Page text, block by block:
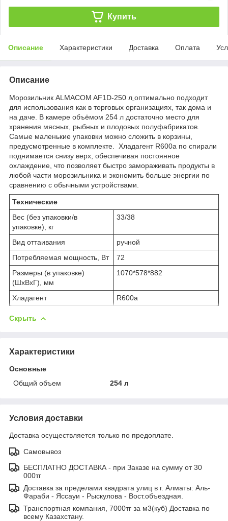
Купить
Описание Характеристики Доставка Оплата
Описание
Морозильник ALMACOM AF1D-250 л оптимально подходит
для использования как в торговых организациях, так дома и
на даче. В камере объёмом 254 л достаточно место для
хранения мясных, рыбных и плодовых полуфабрикатов.
Самые маленькие упаковки можно сложить в корзины,
предусмотренные в комплекте. Хладагент R600a по спирали
поднимается снизу верх, обеспечивая постоянное
охлаждение, что позволяет быстро замораживать продукты в
любой части морозильника и экономить больше энергии по
сравнению с обычными устройствами.
Технические
Вес (без упаковки/в
упаковке), кг
33/38
Вид оттаивания
ручной
Потребляемая мощность, Вт
72
Размеры (в упаковке)
(ШхВхГ), мм
1070*578*882
Хладагент R600a
Скрыть
Характеристики
Основные
Общий объем
254 л
Условия доставки
Доставка осуществляется только по предоплате.
Самовывоз
БЕСПЛАТНО ДОСТАВКА - при Заказе на сумму от 30
000тг
Доставка за пределами квадрата улиц в г. Алматы: Аль-
Фараби - Яссауи - Рыскулова - Вост.объездная.
Транспортная компания, 7000тг за м3(куб) Доставка по
всему Казахстану.